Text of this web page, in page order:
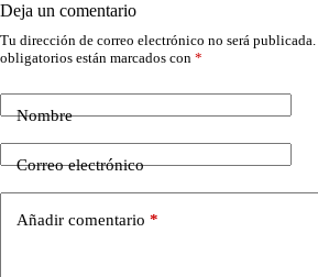
Deja un comentario
Tu dirección de correo electrónico no será publicada.
obligatorios están marcados con *
Nombre
Correo electrónico
Añadir comentario *